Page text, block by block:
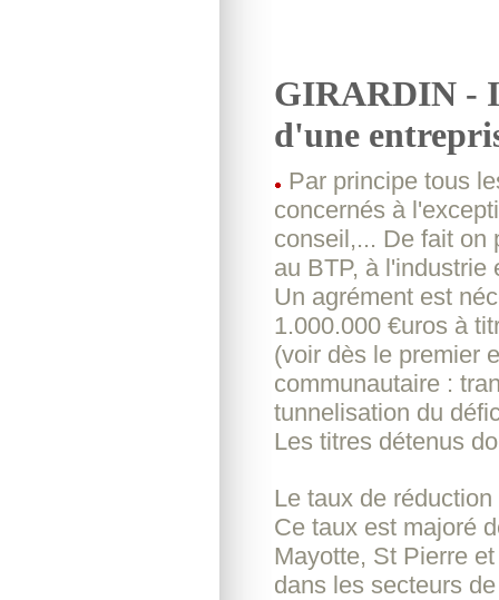
GIRARDIN -
d'une
Par principe tous
concernés à
conseil,... De fait on
au BTP, à l'industrie
Un agrément est
1.000.000 €uros à
(voir dès le premier
communautaire :
tunnelisation du
Les titres détenus
Le taux de
Ce taux est majoré
Mayotte, St Pierre
dans les secteurs